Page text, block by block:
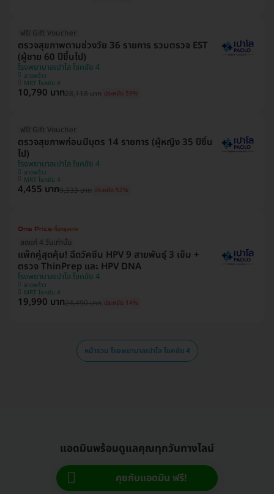
ฟรี! Gift Voucher
ตรวจสุขภาพตามช่วงวัย 36 รายการ รวมตรวจ EST
(ผู้ชาย 60 ปีขึ้นไป)
โรงพยาบาลเปาโล โชคชัย 4
ลาดพร้าว
MRT โชคชัย 4
10,790 บาท28,118 บาท ประหยัด 59%
ฟรี! Gift Voucher
ตรวจสุขภาพก่อนมีบุตร 14 รายการ (ผู้หญิง 35 ปีขึ้น
ไป)
โรงพยาบาลเปาโล โชคชัย 4
ลาดพร้าว
MRT โชคชัย 4
4,455 บาท9,333 บาท ประหยัด 52%
ลดแค่ 4 วันเท่านั้น
แพ็กคู่สุดคุ้ม! ฉีดวัคซีน HPV 9 สายพันธุ์ 3 เข็ม +
ตรวจ ThinPrep และ HPV DNA
โรงพยาบาลเปาโล โชคชัย 4
ลาดพร้าว
MRT โชคชัย 4
19,990 บาท24,490 บาท ประหยัด 14%
หน้ารวม โรงพยาบาลเปาโล โชคชัย 4
แอดมินพร้อมดูแลคุณทุกวันทางไลน์
คุยกับแอดมิน ฟรี!